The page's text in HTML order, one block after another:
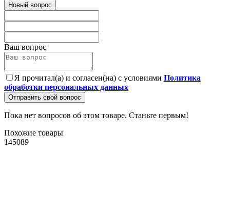
Новый вопрос
Ваш вопрос
Я прочитал(а) и согласен(на) с условиями Политика
обработки персональных данных
Отправить свой вопрос
Пока нет вопросов об этом товаре. Станьте первым!
Похожие товары
145089